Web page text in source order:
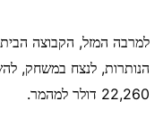
הנותרות, לנצח במשחק,
22,260 דולר למהמר.